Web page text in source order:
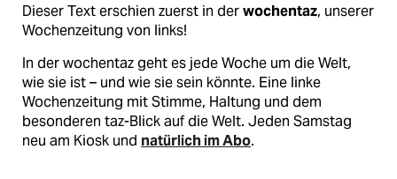
Dieser Text erschien zuerst in derwochentaz, unserer
Wochenzeitung von links!
In der wochentaz geht es jede Woche um die Welt,
wie sie ist – und wie sie sein könnte. Eine linke
Wochenzeitung mit Stimme, Haltung und dem
besonderen taz-Blick auf die Welt. Jeden Samstag
neu am Kiosk und natürlich im Abo.